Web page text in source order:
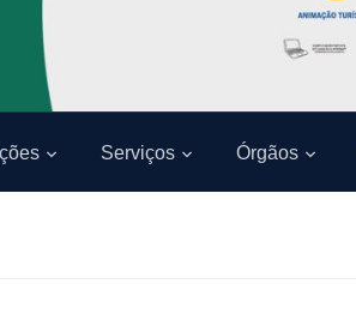
Serviços Órgãos